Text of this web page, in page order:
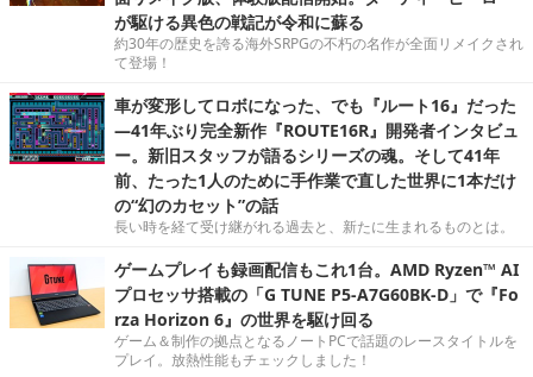
が駆ける異色の戦記が令和に蘇る
約30年の歴史を誇る海外SRPGの不朽の名作が全面リメイクされ
て登場！
車が変形してロボになった、でも『ルート16』だった
―41年ぶり完全新作『ROUTE16R』開発者インタビュ
ー。新旧スタッフが語るシリーズの魂。そして41年
前、たった1人のために手作業で直した世界に1本だけ
の“幻のカセット”の話
長い時を経て受け継がれる過去と、新たに生まれるものとは。
ゲームプレイも録画配信もこれ1台。AMD Ryzen™ AI
プロセッサ搭載の「G TUNE P5-A7G60BK-D」で『Fo
rza Horizon 6』の世界を駆け回る
ゲーム＆制作の拠点となるノートPCで話題のレースタイトルを
プレイ。放熱性能もチェックしました！